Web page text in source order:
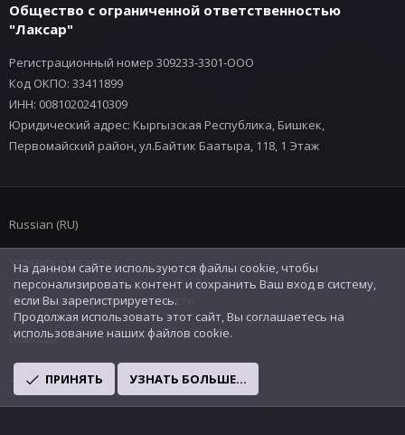
Общество с ограниченной ответственностью
"Лаксар"
Регистрационный номер 309233-3301-ООО
Код ОКПО: 33411899
ИНН: 00810202410309
Юридический адрес: Кыргызская Республика, Бишкек,
Первомайский район, ул.Байтик Баатыра, 118, 1 Этаж
Russian (RU)
Условия и правила
Политика конфиденциальности
Помощь
R
S
На данном сайте используются файлы cookie, чтобы
персонализировать контент и сохранить Ваш вход в систему,
если Вы зарегистрируетесь.
Продолжая использовать этот сайт, Вы соглашаетесь на
использование наших файлов cookie.
ПРИНЯТЬ УЗНАТЬ БОЛЬШЕ...